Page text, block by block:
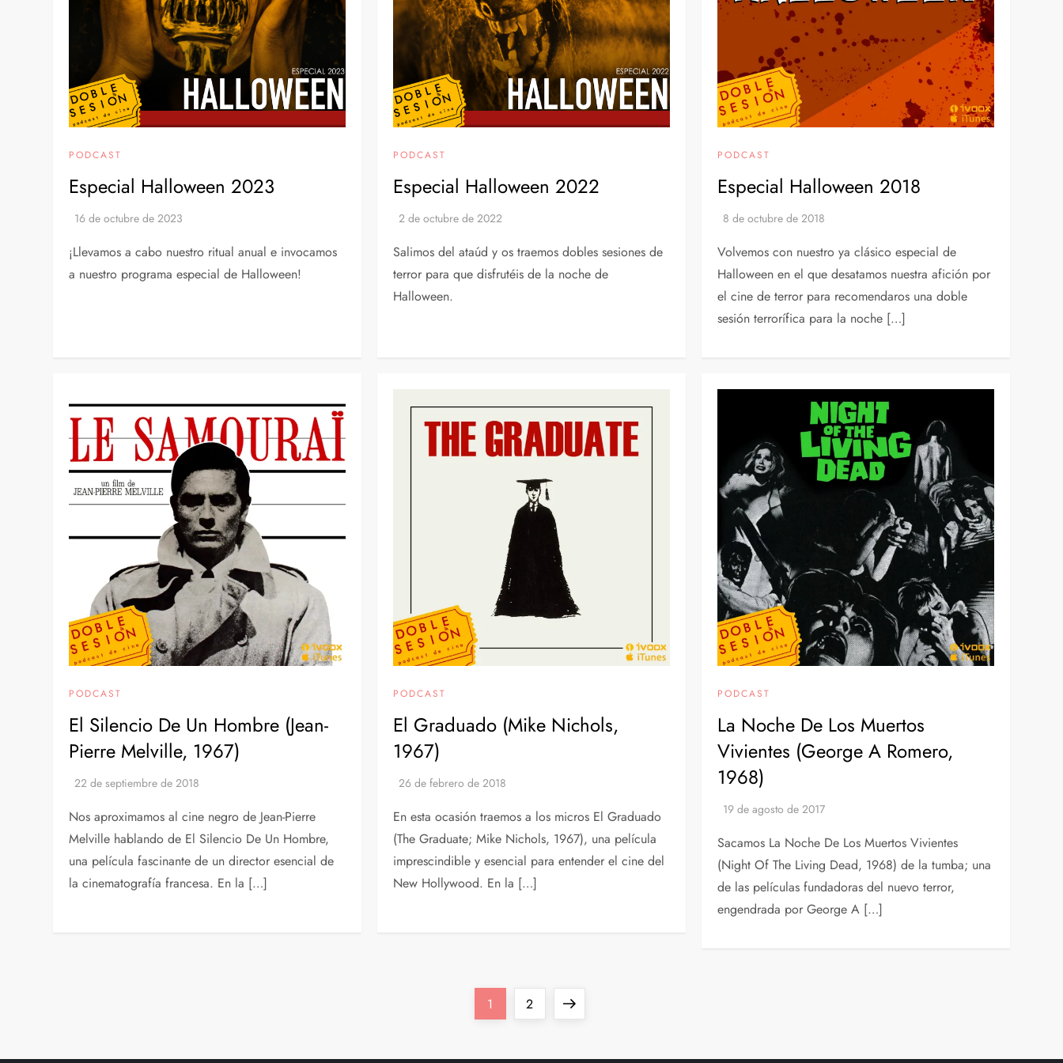
PODCAST
Especial Halloween 2023
¡Llevamos a cabo nuestro ritual anual e invocamos
a nuestro programa especial de Halloween!
PODCAST
Especial Halloween 2022
Salimos del ataúd y os traemos dobles sesiones de
terror para que disfrutéis de la noche de
Halloween.
PODCAST
Especial Halloween 2018
Volvemos con nuestro ya clásico especial de
Halloween en el que desatamos nuestra afición por
el cine de terror para recomendaros una doble
sesión terrorífica para la noche […]
PODCAST
El Silencio De Un Hombre (Jean-
Pierre Melville, 1967)
Nos aproximamos al cine negro de Jean-Pierre
Melville hablando de El Silencio De Un Hombre,
una película fascinante de un director esencial de
la cinematografía francesa. En la […]
PODCAST
El Graduado (Mike Nichols,
1967)
En esta ocasión traemos a los micros El Graduado
(The Graduate; Mike Nichols, 1967), una película
imprescindible y esencial para entender el cine del
New Hollywood. En la […]
PODCAST
La Noche De Los Muertos
Vivientes (George A Romero,
1968)
Sacamos La Noche De Los Muertos Vivientes
(Night Of The Living Dead, 1968) de la tumba; una
de las películas fundadoras del nuevo terror,
engendrada por George A […]
Página
1 Página
2
Siguiente